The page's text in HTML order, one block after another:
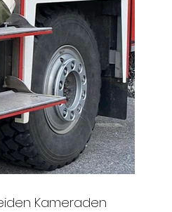
Kameraden